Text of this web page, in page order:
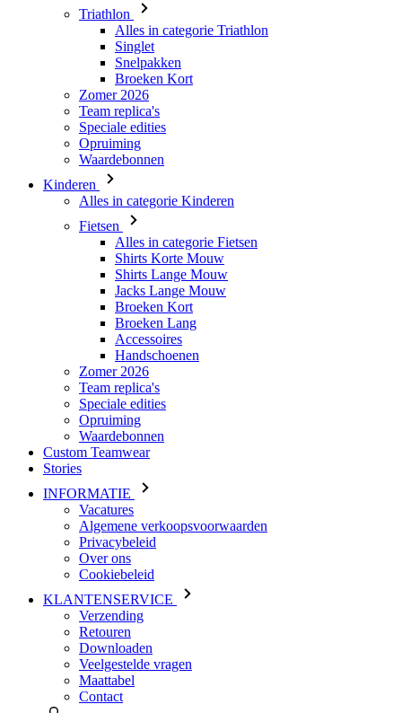
Triathlon
Alles in categorie Triathlon
Singlet
Snelpakken
Broeken Kort
Zomer 2026
Team replica's
Speciale edities
Opruiming
Waardebonnen
Kinderen
Alles in categorie Kinderen
Fietsen
Alles in categorie Fietsen
Shirts Korte Mouw
Shirts Lange Mouw
Jacks Lange Mouw
Broeken Kort
Broeken Lang
Accessoires
Handschoenen
Zomer 2026
Team replica's
Speciale edities
Opruiming
Waardebonnen
Custom Teamwear
Stories
INFORMATIE
Vacatures
Algemene verkoopsvoorwaarden
Privacybeleid
Over ons
Cookiebeleid
KLANTENSERVICE
Verzending
Retouren
Downloaden
Veelgestelde vragen
Maattabel
Contact